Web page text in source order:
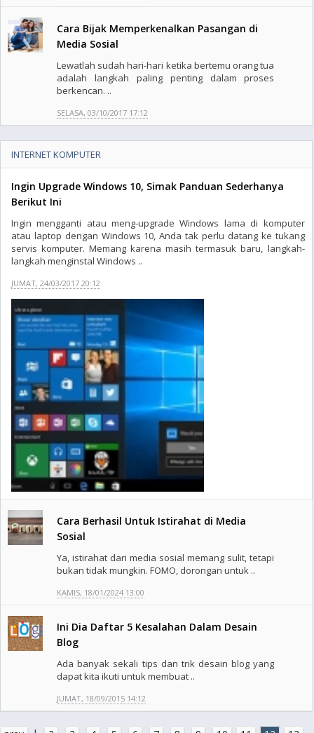
Cara Bijak Memperkenalkan Pasangan di
Media Sosial
Lewatlah sudah hari-hari ketika bertemu orang tua
adalah langkah paling penting dalam proses
berkencan. ..
SELASA, 03/10/2017 17:12
INTERNET KOMPUTER
Ingin Upgrade Windows 10, Simak Panduan Sederhanya
Berikut Ini
Ingin mengganti atau meng-upgrade Windows lama di komputer
atau laptop dengan Windows 10, Anda tak perlu datang ke tukang
servis komputer. Memang karena masih termasuk baru, langkah-
langkah menginstal Windows ..
JUMAT, 24/03/2017 20:12
Cara Berhasil Untuk Istirahat di Media
Sosial
Ya, istirahat dari media sosial memang sulit, tetapi
bukan tidak mungkin. FOMO, dorongan untuk ..
KAMIS, 18/01/2024 13:00
Ini Dia Daftar 5 Kesalahan Dalam Desain
Blog
Ada banyak sekali tips dan trik desain blog yang
dapat kita ikuti untuk membuat ..
JUMAT, 18/09/2015 14:12